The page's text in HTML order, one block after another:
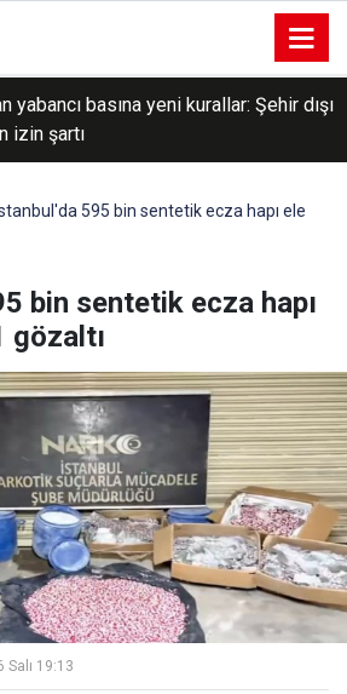
yabancı basına yeni kurallar: Şehir dışı
izin şartı
595 bin sentetik ecza hapı ele
bin sentetik ecza hapı
gözaltı
Salı 19:13